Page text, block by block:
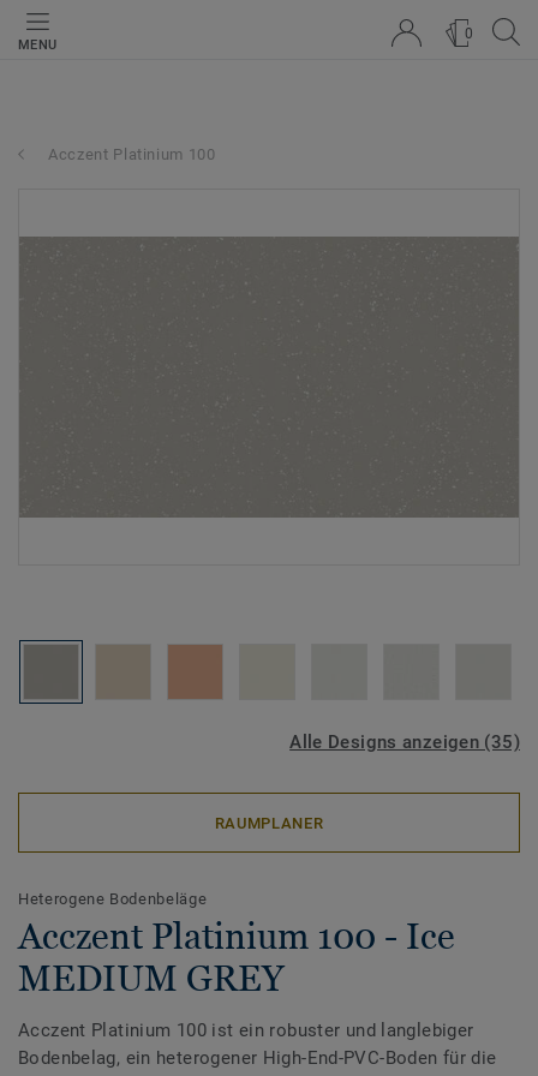
MENU
0
Acczent Platinium 100
Alle Designs anzeigen (35)
RAUMPLANER
Heterogene Bodenbeläge
Acczent Platinium 100 - Ice
MEDIUM GREY
Acczent Platinium 100 ist ein robuster und langlebiger
Bodenbelag, ein heterogener High-End-PVC-Boden für die